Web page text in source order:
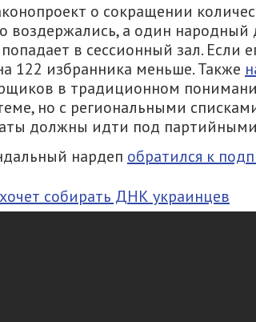
о сокращении
воздержались, а один народный
в сессионный зал. Если
122 избранника меньше. Также
в традиционном
но с региональными
должны идти под
нардеп обратился к
хочет собирать ДНК украинцев